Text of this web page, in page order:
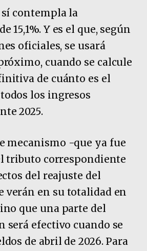
contempla la
15,1%. Y es el que, según
oficiales, se usará
cuando se calcule
de cuánto es el
los ingresos
2025.
mecanismo -que ya fue
tributo correspondiente
del reajuste del
verán en su totalidad en
que una parte del
será efectivo cuando se
de abril de 2026. Para